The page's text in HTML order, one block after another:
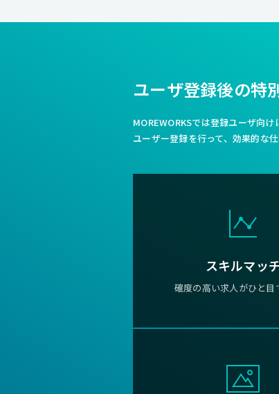
ユーザ登録後の特
MOREWORKSでは登録ユーザ向け
ユーザー登録を行って、効果的な
スキルマッ
確度の高い求人がひと目